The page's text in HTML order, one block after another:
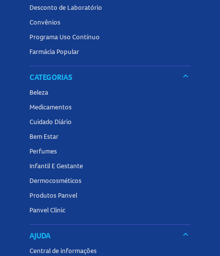
Desconto de Laboratório
Convênios
Programa Uso Contínuo
Farmácia Popular
CATEGORIAS keyboard_arrow_down
Beleza
Medicamentos
Cuidado Diário
Bem Estar
Perfumes
Infantil E Gestante
Dermocosméticos
Produtos Panvel
Panvel Clinic
AJUDA keyboard_arrow_down
Central de informações